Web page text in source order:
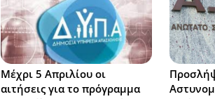
Μέχρι 5 Απριλίου οι
αιτήσεις για το πρόγραμμα